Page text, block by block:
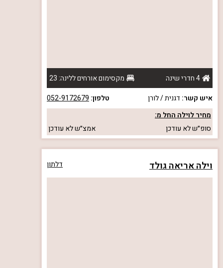
4 חדרי שינה
מקסימום אורחים ללינה: 23
איש קשר: דגנית / לורן טלפון: 052-9172679
מחיר לוילה החל מ:
סופ״שלא עודכן אמצ״שלא עודכן
וילה אריאה גולד דלתון